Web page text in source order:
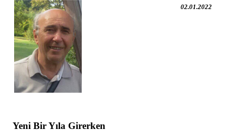
02.01.2022
Yeni Bir Yıla Girerken